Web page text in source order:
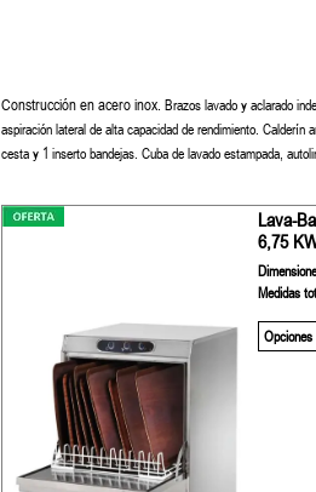
Construcción en acero inox. Brazos lavado y aclarado
aspiración lateral de alta capacidad de rendimiento. Calderín
cesta y 1 inserto bandejas. Cuba de lavado estampada,
Lava-
6,75
Medidas